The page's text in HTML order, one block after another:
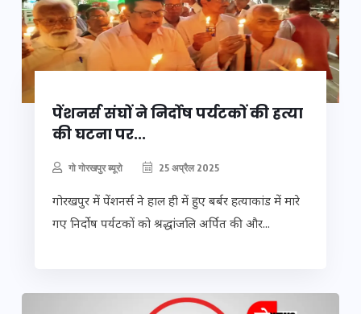
पेंशनर्स संघों ने निर्दोष पर्यटकों की हत्या
की घटना पर...
गो गोरखपुर ब्यूरो 25 अप्रैल 2025
गोरखपुर में पेंशनर्स ने हाल ही में हुए बर्बर हत्याकांड में मारे
गए निर्दोष पर्यटकों को श्रद्धांजलि अर्पित की और...